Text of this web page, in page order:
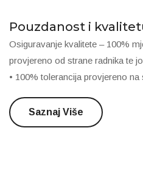
Pouzdanost i
Osiguravanje kvalitete – 100%
provjereno od strane radnika te
• 100% tolerancija provjereno na
Saznaj Više